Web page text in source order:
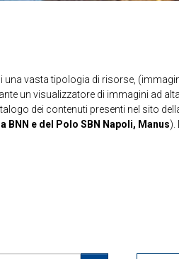
vasta tipologia di risorse,
un visualizzatore di immagini ad
dei contenuti presenti nel sito
BNN e del Polo SBN Napoli, Manus).